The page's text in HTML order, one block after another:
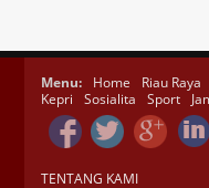
Menu: Home Riau Raya
Kepri
Sosialita Sport
TENTANG KAMI